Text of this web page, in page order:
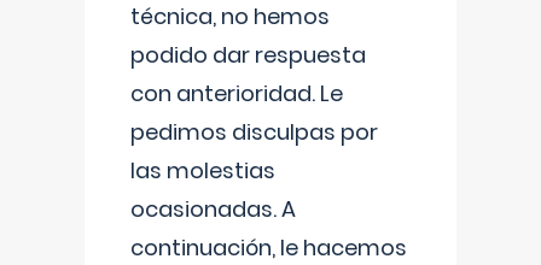
técnica, no hemos
podido dar respuesta
con anterioridad. Le
pedimos disculpas por
las molestias
ocasionadas. A
continuación, le hacemos